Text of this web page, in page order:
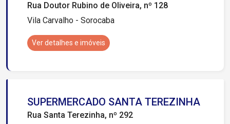
Rua Doutor Rubino de Oliveira, nº 128
Vila Carvalho - Sorocaba
Ver detalhes e imóveis
SUPERMERCADO SANTA TEREZINHA
Rua Santa Terezinha, nº 292